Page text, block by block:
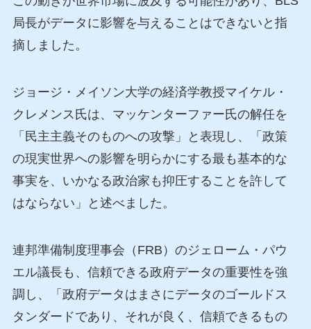
局長がデータに影響を与えることはできないと指
摘しました。
ジョージ・メイソン大学の経済学教授マイケル・
クレメンス氏は、マッケンターファー氏の解任を
「民主主義そのものへの攻撃」と表現し、「政策
の現実世界への影響を明らかにする最も基本的な
事実を、いかなる政治家も抑圧することを許して
はならない」と述べました。
連邦準備制度理事会（FRB）のジェローム・パウ
エル議長も、信頼できる政府データの重要性を強
調し、「政府データはまさにデータのゴールドス
タンダードであり、それが良く、信頼できるもの